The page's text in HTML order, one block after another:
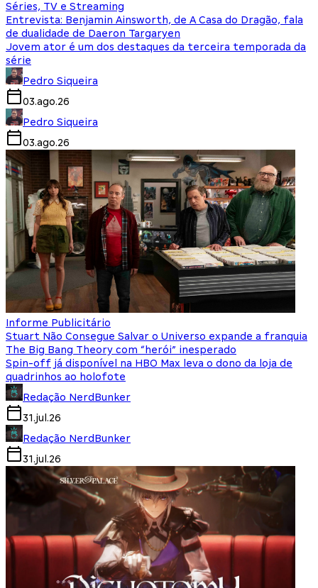
Séries, TV e Streaming
Entrevista: Benjamin Ainsworth, de A Casa do Dragão, fala
de dualidade de Daeron Targaryen
Jovem ator é um dos destaques da terceira temporada da
série
Pedro Siqueira
03.ago.26
Pedro Siqueira
03.ago.26
Informe Publicitário
Stuart Não Consegue Salvar o Universo expande a franquia
The Big Bang Theory com “herói” inesperado
Spin-off já disponível na HBO Max leva o dono da loja de
quadrinhos ao holofote
Redação NerdBunker
31.jul.26
Redação NerdBunker
31.jul.26